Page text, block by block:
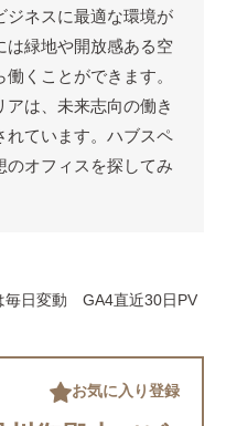
ジネスに最適な環境が
は緑地や開放感ある空
くことができます。
は、未来志向の働き
れています。ハブスペ
のオフィスを探してみ
毎日変動 GA4直近30日PV
お気に入り登録